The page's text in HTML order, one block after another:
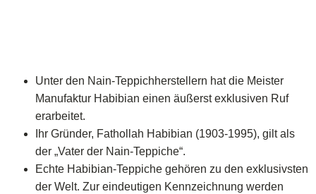
Unter den Nain-Teppichherstellern hat die Meister
Manufaktur Habibian einen äußerst exklusiven Ruf
erarbeitet.
Ihr Gründer, Fathollah Habibian (1903-1995), gilt als
der „Vater der Nain-Teppiche“.
Echte Habibian-Teppiche gehören zu den exklusivsten
der Welt. Zur eindeutigen Kennzeichnung werden